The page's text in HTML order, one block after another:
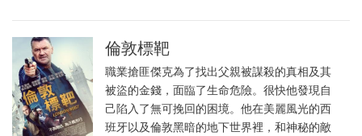
倫敦標靶
職業搶匪傑克為了找出父親被謀殺的真相及其
被盜的金錢，面臨了生命危險。很快他發現自
己陷入了無可挽回的困境。他在美麗風光的西
班牙以及倫敦黑暗的地下世界裡，和神秘的敵